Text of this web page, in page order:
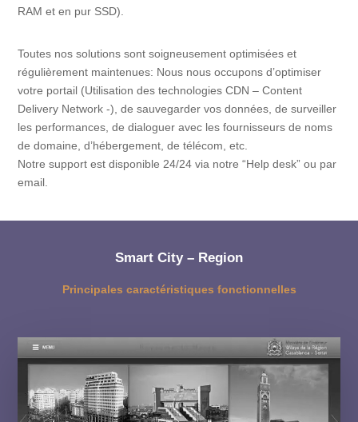
RAM et en pur SSD).
Toutes nos solutions sont soigneusement optimisées et
régulièrement maintenues: Nous nous occupons d’optimiser
votre portail (Utilisation des technologies CDN – Content
Delivery Network -), de sauvegarder vos données, de surveiller
les performances, de dialoguer avec les fournisseurs de noms
de domaine, d’hébergement, de télécom, etc.
Notre support est disponible 24/24 via notre “Help desk” ou par
email.
Smart City – Region
Principales caractéristiques fonctionnelles